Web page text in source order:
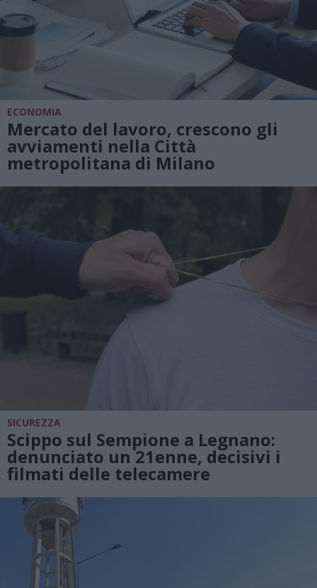
ECONOMIA
Mercato del lavoro, crescono gli
avviamenti nella Città
metropolitana di Milano
SICUREZZA
Scippo sul Sempione a Legnano:
denunciato un 21enne, decisivi i
filmati delle telecamere